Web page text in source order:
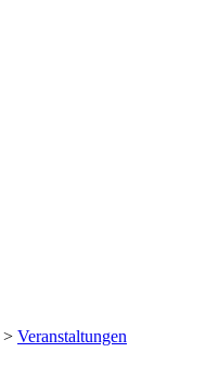
> Veranstaltungen